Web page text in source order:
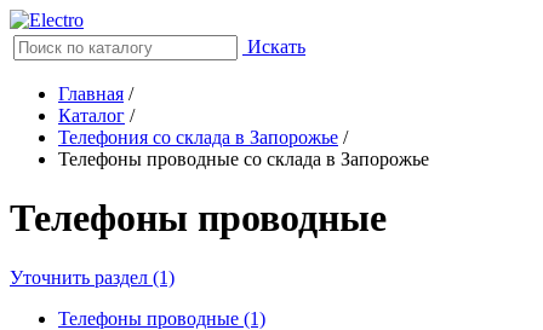
Искать
Главная /
Каталог /
Телефония со склада в Запорожье /
Телефоны проводные со склада в Запорожье
Телефоны проводные
Уточнить раздел (1)
Телефоны проводные (1)